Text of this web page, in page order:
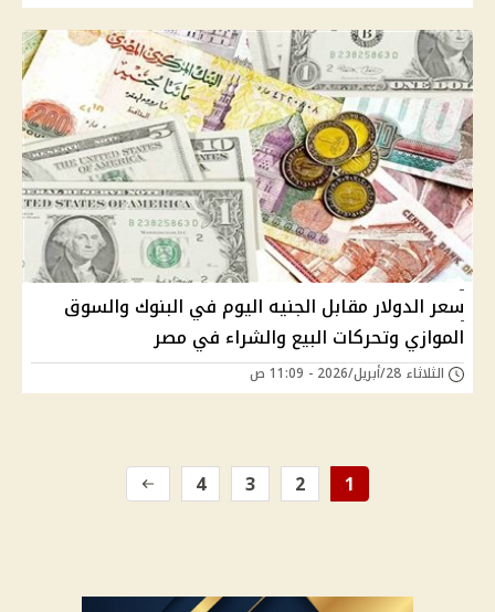
سعر الدولار مقابل الجنيه اليوم في البنوك والسوق
الموازي وتحركات البيع والشراء في مصر
الثلاثاء 28/أبريل/2026 - 11:09 ص
1
2
3
4